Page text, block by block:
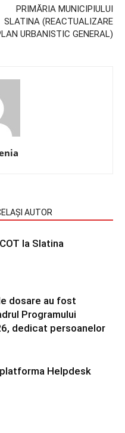
PRIMĂRIA MUNICIPIULUI
SLATINA (REACTUALIZARE
URBANISTIC GENERAL)
AUTOR
la Slatina
dosare au fost
Programului
dedicat persoanelor
Helpdesk